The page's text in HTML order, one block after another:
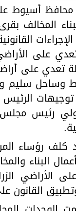
أسيوط
المخالف
الإجراءات
على
إنه تم إزالة 23
وساحل
رئيس مجلس
رؤساء
البناء
الأراضي
القانون